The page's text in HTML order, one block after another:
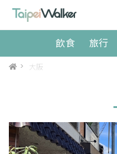
飲食 旅行
> 大阪